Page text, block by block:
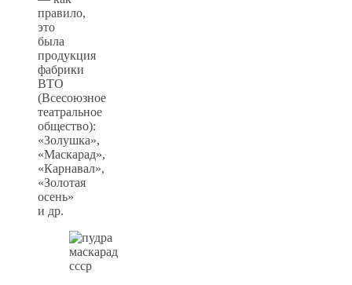
правило,
это
была
продукция
фабрики
ВТО
(Всесоюзное
театральное
общество):
«Золушка»,
«Маскарад»,
«Карнавал»,
«Золотая
осень»
и др.